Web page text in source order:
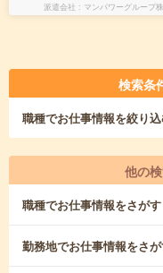
派遣会社 マンパワーグループ
検索条
職種でお仕事情報を絞り
他の
職種でお仕事情報をさがす
勤務地でお仕事情報をさ